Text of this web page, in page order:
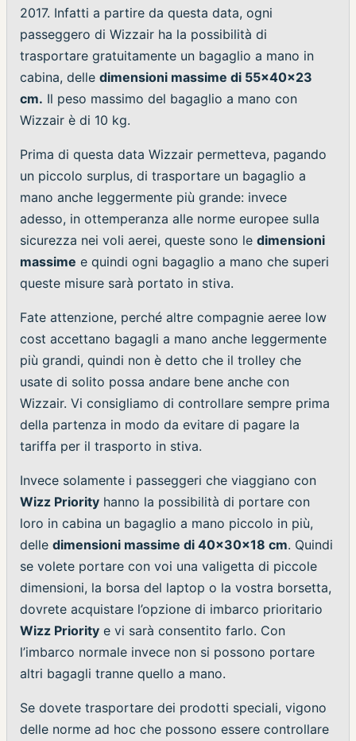
2017. Infatti a partire da questa data, ogni
passeggero di Wizzair ha la possibilità di
trasportare gratuitamente un bagaglio a mano in
cabina, delle dimensioni massime di 55x40x23
cm. Il peso massimo del bagaglio a mano con
Wizzair è di 10 kg.
Prima di questa data Wizzair permetteva, pagando
un piccolo surplus, di trasportare un bagaglio a
mano anche leggermente più grande: invece
adesso, in ottemperanza alle norme europee sulla
sicurezza nei voli aerei, queste sono le dimensioni
massime e quindi ogni bagaglio a mano che superi
queste misure sarà portato in stiva.
Fate attenzione, perché altre compagnie aeree low
cost accettano bagagli a mano anche leggermente
più grandi, quindi non è detto che il trolley che
usate di solito possa andare bene anche con
Wizzair. Vi consigliamo di controllare sempre prima
della partenza in modo da evitare di pagare la
tariffa per il trasporto in stiva.
Invece solamente i passeggeri che viaggiano con
Wizz Priority hanno la possibilità di portare con
loro in cabina un bagaglio a mano piccolo in più,
delle dimensioni massime di 40x30x18 cm. Quindi
se volete portare con voi una valigetta di piccole
dimensioni, la borsa del laptop o la vostra borsetta,
dovrete acquistare l’opzione di imbarco prioritario
Wizz Priority e vi sarà consentito farlo. Con
l’imbarco normale invece non si possono portare
altri bagagli tranne quello a mano.
Se dovete trasportare dei prodotti speciali, vigono
delle norme ad hoc che possono essere controllare